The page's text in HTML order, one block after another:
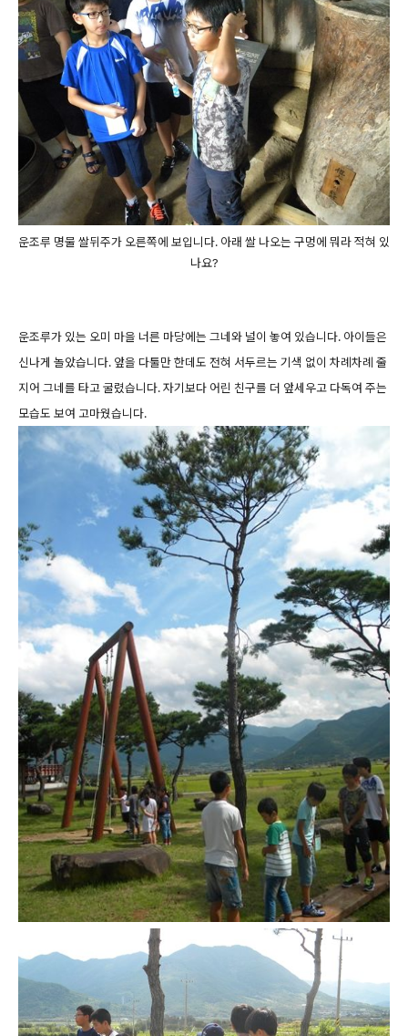
운조루 명물 쌀뒤주가 오른쪽에 보입니다. 아래 쌀 나오는 구멍에 뭐라 적혀 있
나요?
운조루가 있는 오미 마을 너른 마당에는 그네와 널이 놓여 있습니다. 아이들은
신나게 놀았습니다. 앞을 다툴만 한데도 전혀 서두르는 기색 없이 차례차례 줄
지어 그네를 타고 굴렸습니다. 자기보다 어린 친구를 더 앞세우고 다독여 주는
모습도 보여 고마웠습니다.